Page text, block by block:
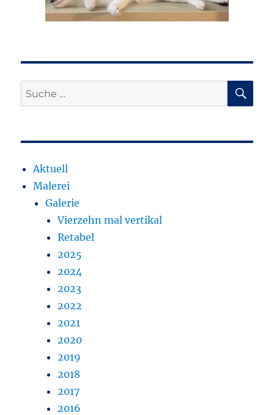
Suche
nach:
Aktuell
Malerei
Galerie
Vierzehn mal vertikal
Retabel
2025
2024
2023
2022
2021
2020
2019
2018
2017
2016